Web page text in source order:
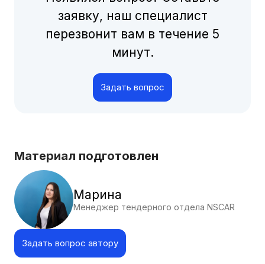
заявку, наш специалист
перезвонит вам в течение 5
минут.
Задать вопрос
Материал подготовлен
Марина
Менеджер тендерного отдела NSCAR
Задать вопрос автору